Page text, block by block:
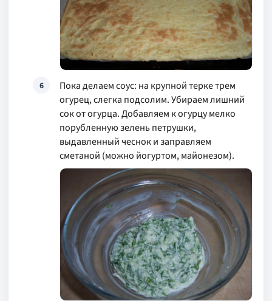
6
Пока делаем соус: на крупной терке трем
огурец, слегка подсолим. Убираем лишний
сок от огурца. Добавляем к огурцу мелко
порубленную зелень петрушки,
выдавленный чеснок и заправляем
сметаной (можно йогуртом, майонезом).